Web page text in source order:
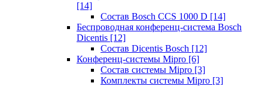
[14]
Состав Bosch CCS 1000 D [14]
Беспроводная конференц-система Bosch
Dicentis [12]
Состав Dicentis Bosch [12]
Конференц-системы Mipro [6]
Состав системы Mipro [3]
Комплекты системы Mipro [3]